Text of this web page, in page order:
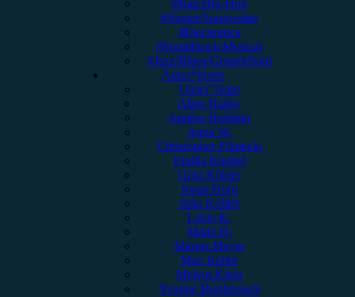
#Rap/Hip-Hop
#Singer/Songwriter
#Electronica
#Soundtrack/Musical
#Jazz/Blues/Gospel/Soul
Autor*innen
Unser Team
Alina Hasky
Andrea Holstein
Anna W.
Christopher Filipecki
Emilia Knebel
Gina Köhler
Jonas Horn
Julia Köhler
Lucie K.
Marie H.
Marius Meyer
Max Keller
Melvin Klein
Yvonne Hopfensack